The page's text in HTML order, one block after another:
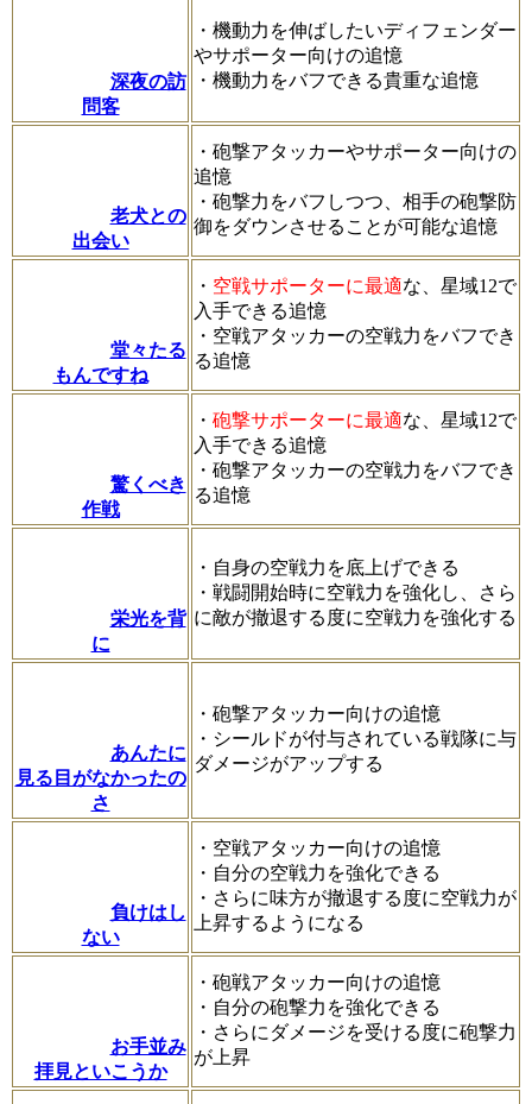
深夜の訪
問客
・機動力を伸ばしたいディフェンダー
やサポーター向けの追憶
・機動力をバフできる貴重な追憶
老犬との
出会い
・砲撃アタッカーやサポーター向けの
追憶
・砲撃力をバフしつつ、相手の砲撃防
御をダウンさせることが可能な追憶
堂々たる
もんですね
・ 空戦サポーターに最適な、星域12で
入手できる追憶
・空戦アタッカーの空戦力をバフでき
る追憶
驚くべき
作戦
・ 砲撃サポーターに最適な、星域12で
入手できる追憶
・砲撃アタッカーの空戦力をバフでき
る追憶
栄光を背
に
・自身の空戦力を底上げできる
・戦闘開始時に空戦力を強化し、さら
に敵が撤退する度に空戦力を強化する
あんたに
見る目がなかったの
さ
・砲撃アタッカー向けの追憶
・シールドが付与されている戦隊に与
ダメージがアップする
負けはし
ない
・空戦アタッカー向けの追憶
・自分の空戦力を強化できる
・さらに味方が撤退する度に空戦力が
上昇するようになる
お手並み
拝見といこうか
・砲戦アタッカー向けの追憶
・自分の砲撃力を強化できる
・さらにダメージを受ける度に砲撃力
が上昇